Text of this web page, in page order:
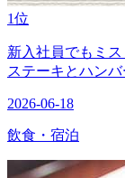
1位
新入社員でもミ
ステーキとハン
2026-06-18
飲食・宿泊